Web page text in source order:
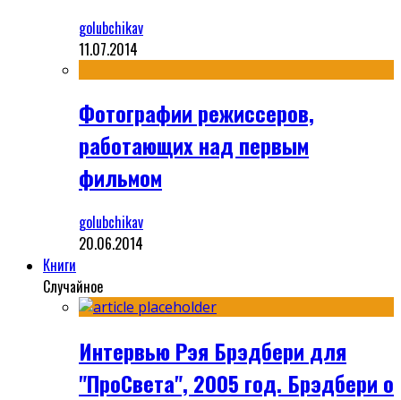
golubchikav
11.07.2014
Фотографии режиссеров,
работающих над первым
фильмом
golubchikav
20.06.2014
Книги
Случайное
Интервью Рэя Брэдбери для
"ПроСвета", 2005 год. Брэдбери о